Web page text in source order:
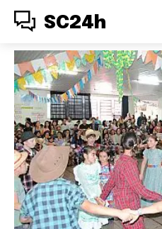
SC24h